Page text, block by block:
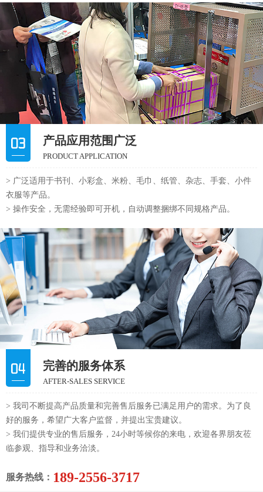
产品应用范围广泛
PRODUCT APPLICATION
> 广泛适用于书刊、小彩盒、米粉、毛巾、纸管、杂志、手套、小件
衣服等产品。
> 操作安全，无需经验即可开机，自动调整捆绑不同规格产品。
完善的服务体系
AFTER-SALES SERVICE
> 我司不断提高产品质量和完善售后服务已满足用户的需求。为了良
好的服务，希望广大客户监督，并提出宝贵建议。
> 我们提供专业的售后服务，24小时等候你的来电，欢迎各界朋友莅
临参观、指导和业务洽淡。
服务热线： 189-2556-3717